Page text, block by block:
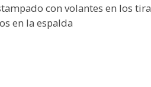
con volantes en los
en la espalda